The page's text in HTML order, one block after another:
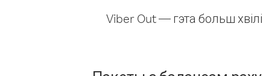
Viber Out — гэта больш